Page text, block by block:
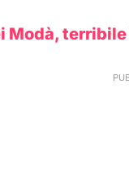
Modà,